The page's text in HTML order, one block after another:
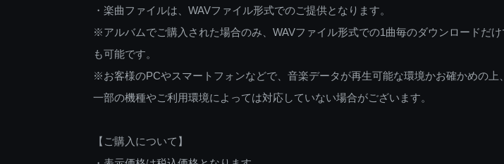
・楽曲ファイルは、WAVファイル形式でのご提供となります。
※アルバムでご購入された場合のみ、WAVファイル形式での1曲毎のダウンロードだ
も可能です。
※お客様のPCやスマートフォンなどで、音楽データが再生可能な環境かお確かめの上
一部の機種やご利用環境によっては対応していない場合がございます。
【ご購入について】